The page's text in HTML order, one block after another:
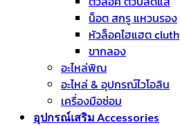
น็อต สกรู แหวนรอง
หัวล็อคไฮแฮต cluth
ขากลอง
อะไหล่พิณ
อะไหล่ & อุปกรณ์ไวโอลิน
เครื่องมือซ่อม
อุปกรณ์เสริม Accessories